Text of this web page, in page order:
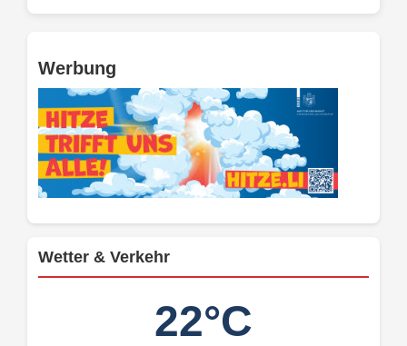
Werbung
Wetter & Verkehr
22°C